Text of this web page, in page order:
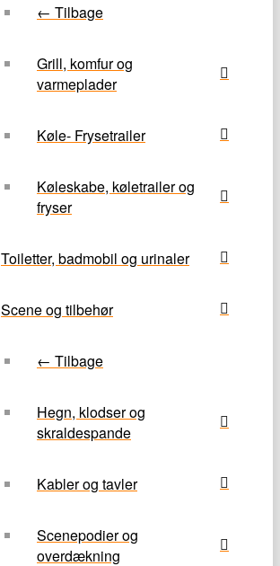
← Tilbage
Grill, komfur og
varmeplader
Køle- Frysetrailer
Køleskabe, køletrailer og
fryser
Toiletter, badmobil og urinaler
Scene og tilbehør
← Tilbage
Hegn, klodser og
skraldespande
Kabler og tavler
Scenepodier og
overdækning